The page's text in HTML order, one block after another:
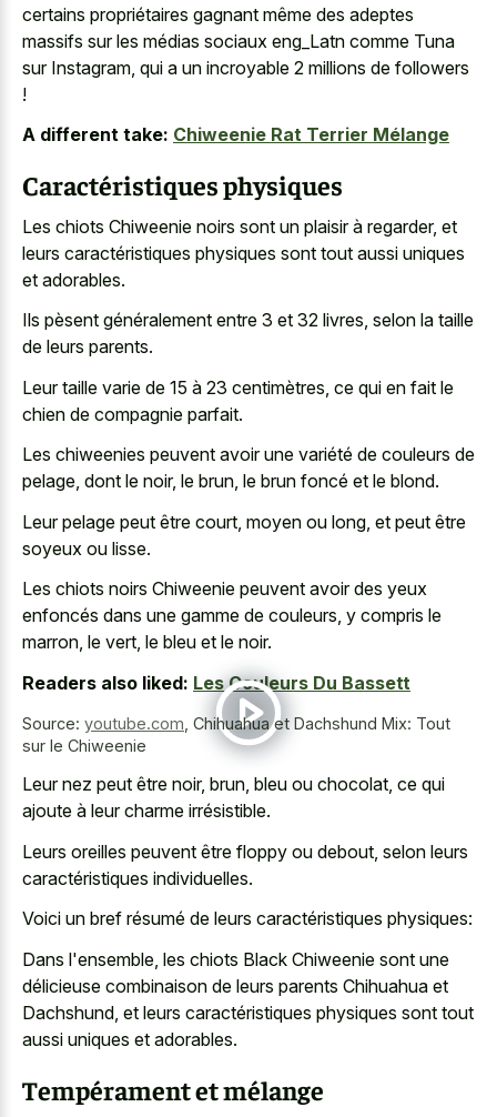
certains propriétaires gagnant même des adeptes
massifs sur les médias sociaux eng_Latn comme Tuna
sur Instagram, qui a un incroyable 2 millions de followers
!
A different take: Chiweenie Rat Terrier Mélange
Caractéristiques physiques
Les chiots Chiweenie noirs sont un plaisir à regarder, et
leurs caractéristiques physiques sont tout aussi uniques
et adorables.
Ils pèsent généralement entre 3 et 32 livres, selon la taille
de leurs parents.
Leur taille varie de 15 à 23 centimètres, ce qui en fait le
chien de compagnie parfait.
Les chiweenies peuvent avoir une variété de couleurs de
pelage, dont le noir, le brun, le brun foncé et le blond.
Leur pelage peut être court, moyen ou long, et peut être
soyeux ou lisse.
Les chiots noirs Chiweenie peuvent avoir des yeux
enfoncés dans une gamme de couleurs, y compris le
marron, le vert, le bleu et le noir.
Readers also liked: Les Couleurs Du Bassett
Source: youtube.com Chihuahua et Dachshund Mix: Tout
sur le Chiweenie
Leur nez peut être noir, brun, bleu ou chocolat, ce qui
ajoute à leur charme irrésistible.
Leurs oreilles peuvent être floppy ou debout, selon leurs
caractéristiques individuelles.
Voici un bref résumé de leurs caractéristiques physiques:
Dans l'ensemble, les chiots Black Chiweenie sont une
délicieuse combinaison de leurs parents Chihuahua et
Dachshund, et leurs caractéristiques physiques sont tout
aussi uniques et adorables.
Tempérament et mélange